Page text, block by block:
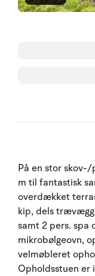
På en stor
m til fantastisk
overdækket
kip, dels
samt 2 pers. spa
mikrobølgeovn,
velmøbleret
Opholdsstuen er